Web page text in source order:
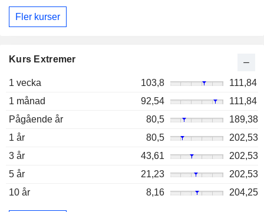
Fler kurser
Kurs Extremer
1 vecka 103,8
111,84
1 månad
92,54
111,84
Pågående år
80,5
189,38
1 år
80,5
202,53
3 år
43,61
202,53
5 år
21,23
202,53
10 år
8,16 204,25